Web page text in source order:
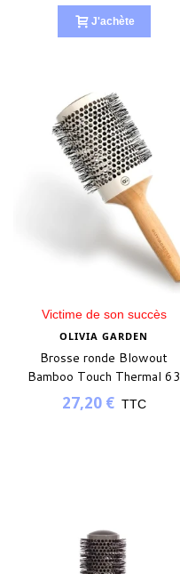
J'achète
Victime de son succès
OLIVIA GARDEN
Brosse ronde Blowout
Bamboo Touch Thermal 63
27,20 € TTC